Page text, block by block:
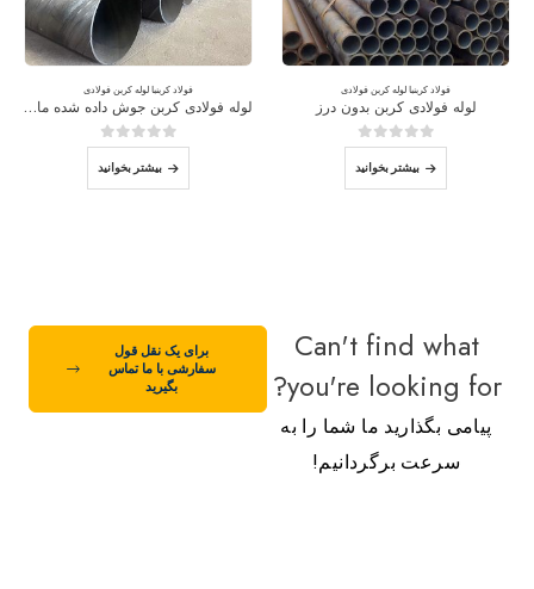
فولاد کربنبا لوله کربن فولادی
لوله فولادی کربن بدون درز
0از 5
بیشتر بخوانید
فولاد کربنبا لوله کربن فولادی
لوله فولادی کربن جوش داده شده مارپیچی
0از 5
بیشتر بخوانید
Can't find what
you're looking for?
پیامی بگذارید ما شما را به
سرعت برگردانیم!
برای یک نقل قول
سفارشی با ما تماس
بگیرید